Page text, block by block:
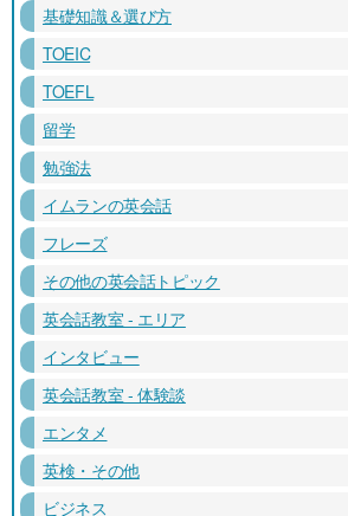
基礎知識＆選び方
TOEIC
TOEFL
留学
勉強法
イムランの英会話
フレーズ
その他の英会話トピック
英会話教室 - エリア
インタビュー
英会話教室 - 体験談
エンタメ
英検・その他
ビジネス